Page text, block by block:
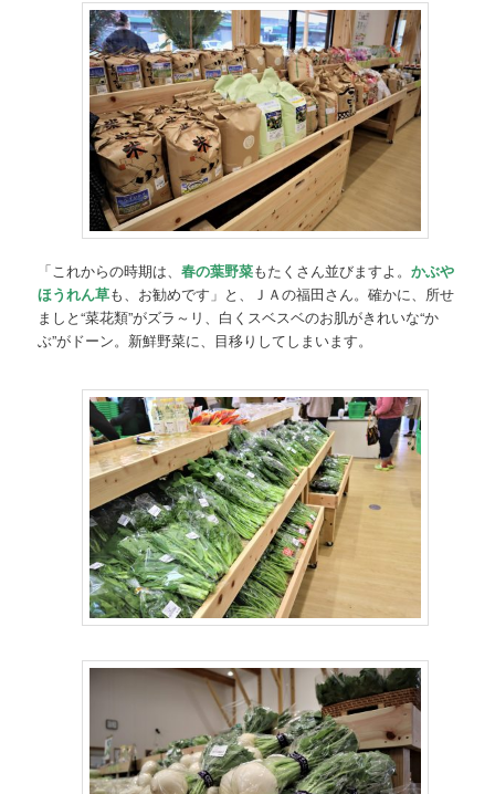
「これからの時期は、春の葉野菜もたくさん並びますよ。かぶや
ほうれん草も、お勧めです」と、ＪＡの福田さん。確かに、所せ
ましと“菜花類”がズラ～リ、白くスベスベのお肌がきれいな“か
ぶ”がドーン。新鮮野菜に、目移りしてしまいます。